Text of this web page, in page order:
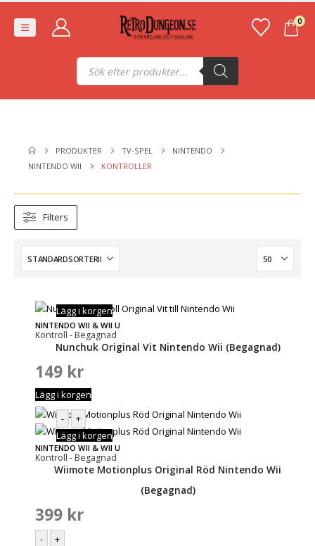
0
Produktsökning
PRODUKTER TV-SPEL
NINTENDO
NINTENDO WII
KONTROLLER
Filters
NINTENDO WII & WII U
Kontroll - Begagnad
Lägg i korgen
Nunchuk Original Vit Nintendo Wii (Begagnad)
149 kr
Lägg i korgen
NINTENDO WII & WII U
Kontroll - Begagnad
-
+
Lägg i korgen
Wiimote Motionplus Original Röd Nintendo Wii
(Begagnad)
399 kr
-
+